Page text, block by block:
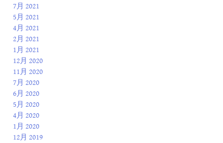
7月 2021
5月 2021
4月 2021
2月 2021
1月 2021
12月 2020
11月 2020
7月 2020
6月 2020
5月 2020
4月 2020
1月 2020
12月 2019